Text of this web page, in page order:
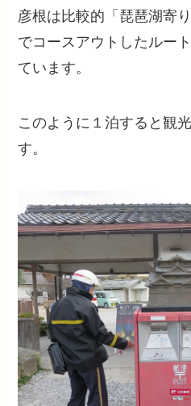
彦根は比較的「琵琶湖寄
でコースアウトしたルー
ています。
このように１泊すると観
す。